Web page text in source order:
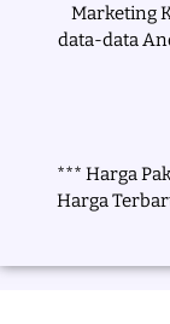
Marketing
data-data
*** Harga
Harga